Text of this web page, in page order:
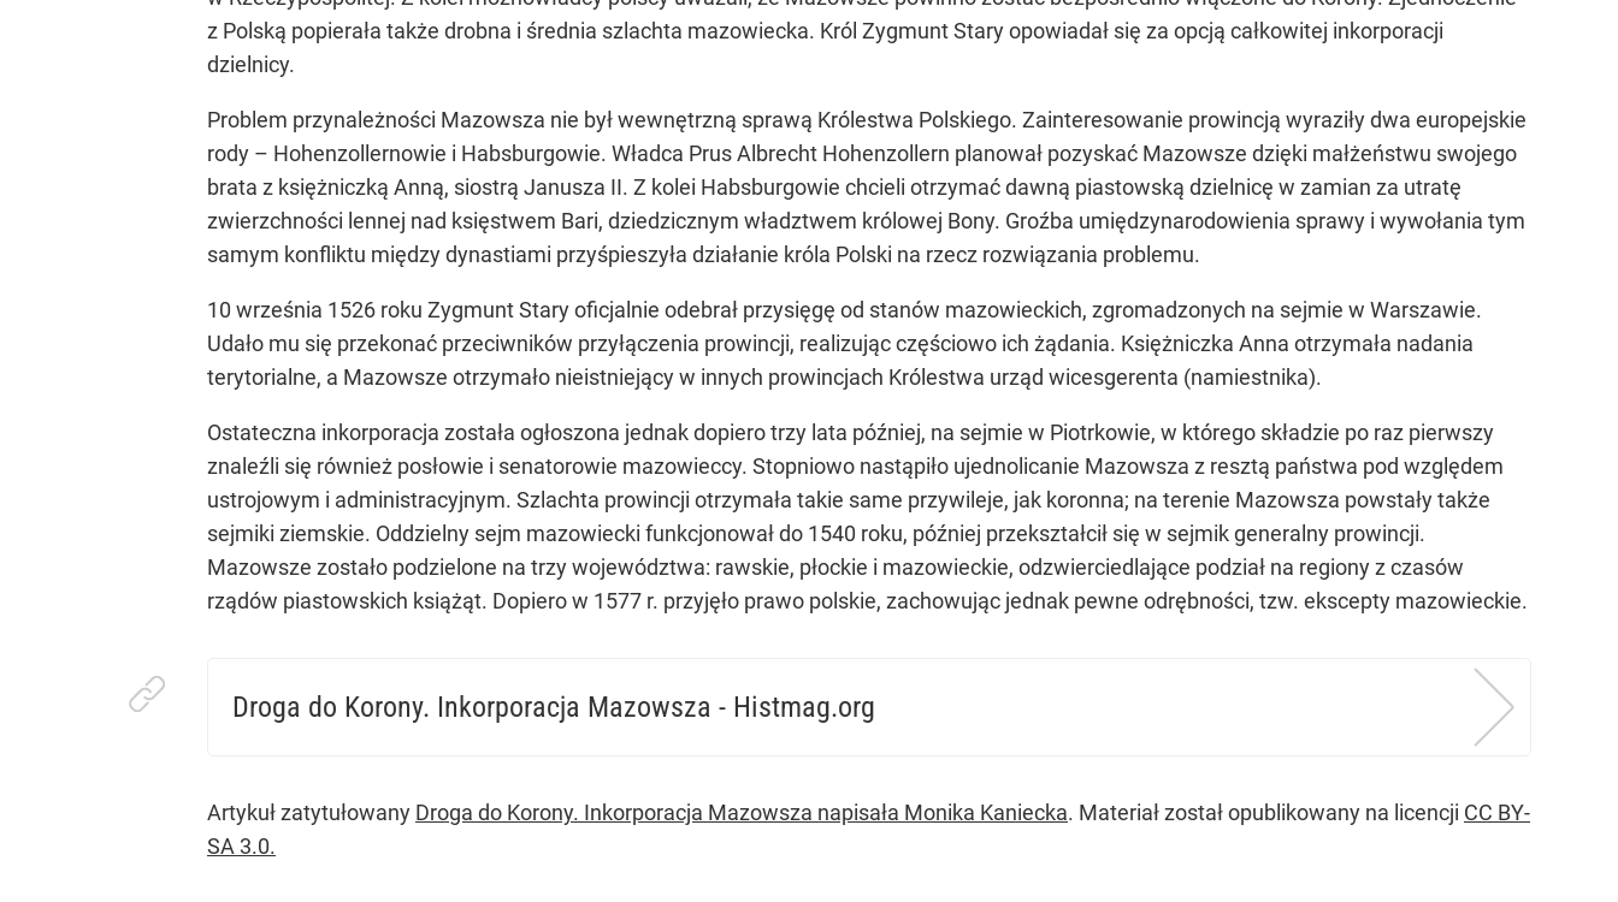
z Polską popierała także drobna i średnia szlachta mazowiecka. Król Zygmunt Stary opowiadał się za opcją całkowitej inkorporacji
dzielnicy.
Problem przynależności Mazowsza nie był wewnętrzną sprawą Królestwa Polskiego. Zainteresowanie prowincją wyraziły dwa europejskie
rody – Hohenzollernowie i Habsburgowie. Władca Prus Albrecht Hohenzollern planował pozyskać Mazowsze dzięki małżeństwu swojego
brata z księżniczką Anną, siostrą Janusza II. Z kolei Habsburgowie chcieli otrzymać dawną piastowską dzielnicę w zamian za utratę
zwierzchności lennej nad księstwem Bari, dziedzicznym władztwem królowej Bony. Groźba umiędzynarodowienia sprawy i wywołania tym
samym konfliktu między dynastiami przyśpieszyła działanie króla Polski na rzecz rozwiązania problemu.
10 września 1526 roku Zygmunt Stary oficjalnie odebrał przysięgę od stanów mazowieckich, zgromadzonych na sejmie w Warszawie.
Udało mu się przekonać przeciwników przyłączenia prowincji, realizując częściowo ich żądania. Księżniczka Anna otrzymała nadania
terytorialne, a Mazowsze otrzymało nieistniejący w innych prowincjach Królestwa urząd wicesgerenta (namiestnika).
Ostateczna inkorporacja została ogłoszona jednak dopiero trzy lata później, na sejmie w Piotrkowie, w którego składzie po raz pierwszy
znaleźli się również posłowie i senatorowie mazowieccy. Stopniowo nastąpiło ujednolicanie Mazowsza z resztą państwa pod względem
ustrojowym i administracyjnym. Szlachta prowincji otrzymała takie same przywileje, jak koronna; na terenie Mazowsza powstały także
sejmiki ziemskie. Oddzielny sejm mazowiecki funkcjonował do 1540 roku, później przekształcił się w sejmik generalny prowincji.
Mazowsze zostało podzielone na trzy województwa: rawskie, płockie i mazowieckie, odzwierciedlające podział na regiony z czasów
rządów piastowskich książąt. Dopiero w 1577 r. przyjęło prawo polskie, zachowując jednak pewne odrębności, tzw. ekscepty mazowieckie.
Droga do Korony. Inkorporacja Mazowsza - Histmag.org
Artykuł zatytułowany Droga do Korony. Inkorporacja Mazowsza napisała Monika Kaniecka. Materiał został opublikowany na licencji CC BY-
SA 3.0.